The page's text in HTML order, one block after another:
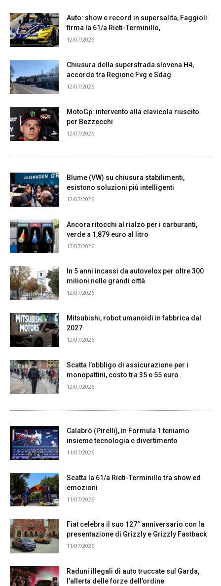
Auto: show e record in supersalita, Faggioli
firma la 61/a Rieti-Terminillo,
12/07/2026
Chiusura della superstrada slovena H4,
accordo tra Regione Fvg e Sdag
12/07/2026
MotoGp: intervento alla clavicola riuscito
per Bezzecchi
12/07/2026
Blume (VW) su chiusura stabilimenti,
esistono soluzioni più intelligenti
12/07/2026
Ancora ritocchi al rialzo per i carburanti,
verde a 1,879 euro al litro
12/07/2026
In 5 anni incassi da autovelox per oltre 300
milioni nelle grandi città
12/07/2026
Mitsubishi, robot umanoidi in fabbrica dal
2027
12/07/2026
Scatta l’obbligo di assicurazione per i
monopattini, costo tra 35 e 55 euro
12/07/2026
Calabrò (Pirelli), in Formula 1 teniamo
insieme tecnologia e divertimento
11/07/2026
Scatta la 61/a Rieti-Terminillo tra show ed
emozioni
11/07/2026
Fiat celebra il suo 127° anniversario con la
presentazione di Grizzly e Grizzly Fastback
11/07/2026
Raduni illegali di auto truccate sul Garda,
l’allerta delle forze dell’ordine